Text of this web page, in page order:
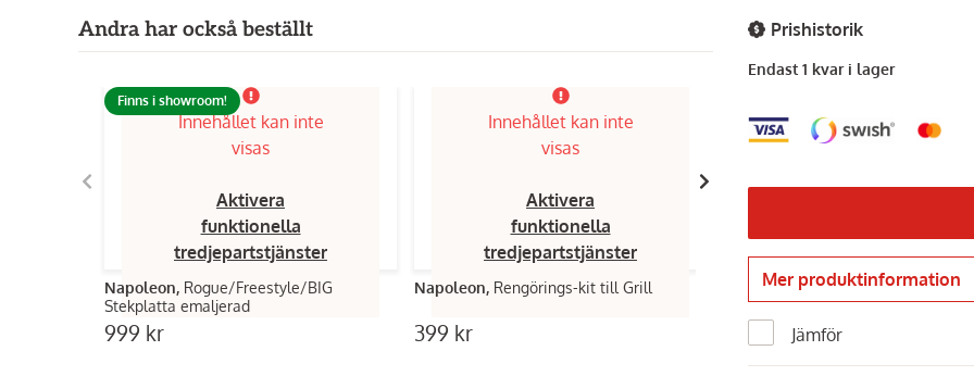
Andra har också beställt
Finns i showroom!
Innehållet kan inte
visas
Aktivera
funktionella
tredjepartstjänster
Napoleon, Rogue/Freestyle/BIG
Stekplatta emaljerad
999 kr
Innehållet kan inte
visas
Aktivera
funktionella
tredjepartstjänster
Napoleon, Rengörings-kit till Grill
399 kr
Innehållet kan inte
tredjepartstjänster
Omberg, Verktygskit till stekhäll
Prishistorik
Endast 1 kvar i lager
Mer produktinformation
Jämför